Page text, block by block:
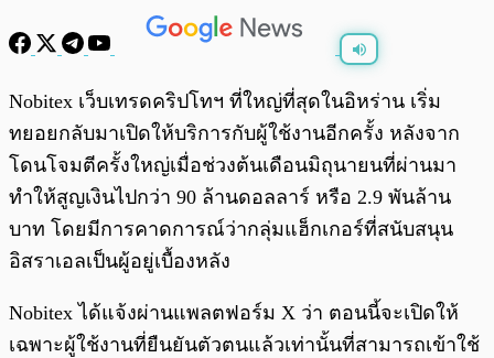
พร้อมเล่น 0:00 0:00
Nobitex เว็บเทรดคริปโทฯ ที่ใหญ่ที่สุดในอิหร่าน เริ่ม
ทยอยกลับมาเปิดให้บริการกับผู้ใช้งานอีกครั้ง หลังจาก
โดนโจมตีครั้งใหญ่เมื่อช่วงต้นเดือนมิถุนายนที่ผ่านมา
ทำให้สูญเงินไปกว่า 90 ล้านดอลลาร์ หรือ 2.9 พันล้าน
บาท โดยมีการคาดการณ์ว่ากลุ่มแฮ็กเกอร์ที่สนับสนุน
อิสราเอลเป็นผู้อยู่เบื้องหลัง
Nobitex ได้แจ้งผ่านแพลตฟอร์ม X ว่า ตอนนี้จะเปิดให้
เฉพาะผู้ใช้งานที่ยืนยันตัวตนแล้วเท่านั้นที่สามารถเข้าใช้